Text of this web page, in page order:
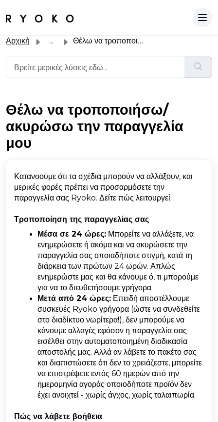
Αρχική ... Θέλω να τροποποιήσω/ακυρώσω την παραγγελία μου
Θέλω να τροποποιήσω/
ακυρώσω την παραγγελία
μου
Κατανοούμε ότι τα σχέδια μπορούν να αλλάξουν, και
μερικές φορές πρέπει να προσαρμόσετε την
παραγγελία σας Ryoko. Δείτε πώς λειτουργεί:
Τροποποίηση της παραγγελίας σας
Μέσα σε 24 ώρες: Μπορείτε να αλλάξετε, να
ενημερώσετε ή ακόμα και να ακυρώσετε την
παραγγελία σας οποιαδήποτε στιγμή, κατά τη
διάρκεια των πρώτων 24 ωρών. Απλώς
ενημερώστε μας και θα κάνουμε ό, τι μπορούμε
για να το διευθετήσουμε γρήγορα.
Μετά από 24 ώρες: Επειδή αποστέλλουμε
συσκευές Ryoko γρήγορα (ώστε να συνδεθείτε
στο διαδίκτυο νωρίτερα!), δεν μπορούμε να
κάνουμε αλλαγές εφόσον η παραγγελία σας
εισέλθει στην αυτοματοποιημένη διαδικασία
αποστολής μας. Αλλά αν λάβετε το πακέτο σας
και διαπιστώσετε ότι δεν το χρειάζεστε, μπορείτε
να επιστρέψετε εντός 60 ημερών από την
ημερομηνία αγοράς οποιοδήποτε προϊόν δεν
έχει ανοιχτεί - χωρίς άγχος, χωρίς ταλαιπωρία.
Πώς να λάβετε βοήθεια